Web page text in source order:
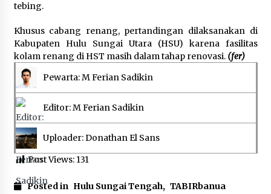
tebing.
Khusus cabang renang, pertandingan dilaksanakan di
Kabupaten Hulu Sungai Utara (HSU) karena fasilitas
kolam renang di HST masih dalam tahap renovasi. (fer)
Pewarta: M Ferian Sadikin
Editor: M Ferian Sadikin
Uploader: Donathan El Sans
Post Views: 131
Posted in Hulu Sungai Tengah, TABIRbanua